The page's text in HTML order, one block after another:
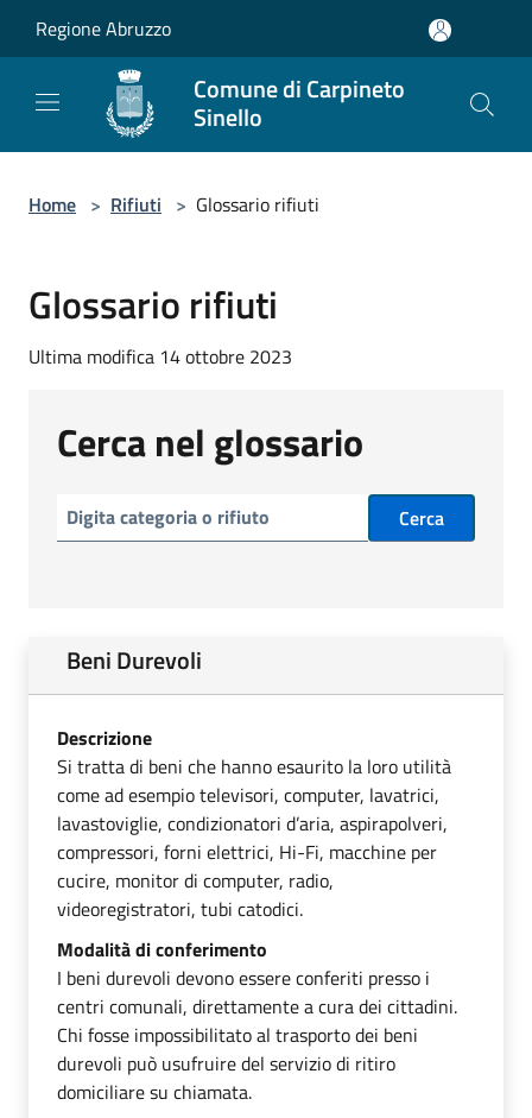
Regione Abruzzo
Comune di Carpineto
Sinello
Home > Rifiuti > Glossario rifiuti
Glossario rifiuti
Ultima modifica 14 ottobre 2023
Cerca nel glossario
Cerca
Beni Durevoli
Descrizione
Si tratta di beni che hanno esaurito la loro utilità
come ad esempio televisori, computer, lavatrici,
lavastoviglie, condizionatori d’aria, aspirapolveri,
compressori, forni elettrici, Hi-Fi, macchine per
cucire, monitor di computer, radio,
videoregistratori, tubi catodici.
Modalità di conferimento
I beni durevoli devono essere conferiti presso i
centri comunali, direttamente a cura dei cittadini.
Chi fosse impossibilitato al trasporto dei beni
durevoli può usufruire del servizio di ritiro
domiciliare su chiamata.